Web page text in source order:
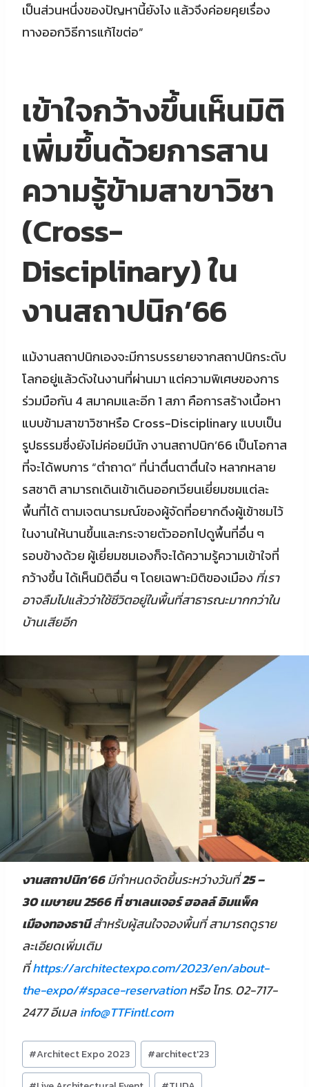
เป็นส่วนหนึ่งของปัญหานี้ยังไง แล้วจึงค่อยคุยเรื่อง
ทางออกวิธีการแก้ไขต่อ”
เข้าใจกว้างขึ้นเห็นมิติ
เพิ่มขึ้นด้วยการสาน
ความรู้ข้ามสาขาวิชา
(Cross-
Disciplinary) ใน
งานสถาปนิก’66
แม้งานสถาปนิกเองจะมีการบรรยายจากสถาปนิกระดับ
โลกอยู่แล้วดังในงานที่ผ่านมา แต่ความพิเศษของการ
ร่วมมือกัน 4 สมาคมและอีก 1 สภา คือการสร้างเนื้อหา
แบบข้ามสาขาวิชาหรือ Cross-Disciplinary แบบเป็น
รูปธรรมซึ่งยังไม่ค่อยมีนัก งานสถาปนิก’66 เป็นโอกาส
ที่จะได้พบการ “ตำถาด” ที่น่าตื่นตาตื่นใจ หลากหลาย
รสชาติ สามารถเดินเข้าเดินออกเวียนเยี่ยมชมแต่ละ
พื้นที่ได้ ตามเจตนารมณ์ของผู้จัดที่อยากดึงผู้เข้าชมไว้
ในงานให้นานขึ้นและกระจายตัวออกไปดูพื้นที่อื่น ๆ
รอบข้างด้วย ผู้เยี่ยมชมเองก็จะได้ความรู้ความเข้าใจที่
กว้างขึ้น ได้เห็นมิติอื่น ๆ โดยเฉพาะมิติของเมือง ที่เรา
อาจลืมไปแล้วว่าใช้ชีวิตอยู่ในพื้นที่สาธารณะมากกว่าใน
บ้านเสียอีก
งานสถาปนิก’66มีกำหนดจัดขึ้นระหว่างวันที่25 –
30 เมษายน 2566 ที่ ชาเลนเจอร์ ฮอลล์ อิมแพ็ค
เมืองทองธานีสำหรับผู้สนใจจองพื้นที่ สามารถดูราย
ละเอียดเพิ่มเติม
ที่https://architectexpo.com/2023/en/about-
the-expo/#space-reservationหรือ โทร. 02-717-
2477 อีเมลinfo@TTFintl.com
Post
Tags:
#Architect Expo 2023 #architect'23